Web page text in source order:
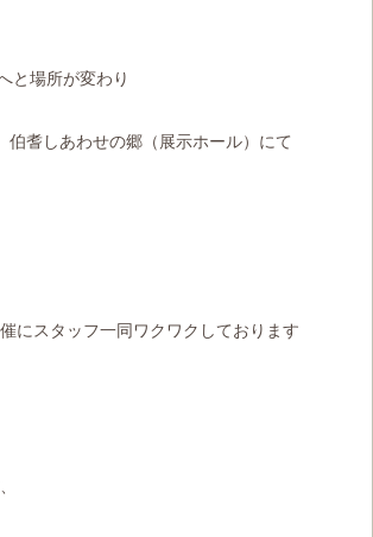
と場所が変わり
伯耆しあわせの郷（展示ホール）にて
にスタッフ一同ワクワクしております